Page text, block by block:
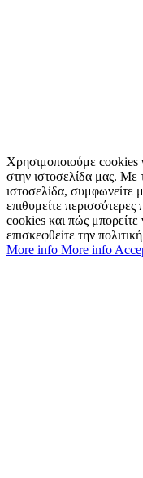
Χρησιμοποιούμε cookies
στην ιστοσελίδα μας. Με
ιστοσελίδα,
επιθυμείτε
cookies και πώς μπορείτε
επισκεφθείτε την
More info More info